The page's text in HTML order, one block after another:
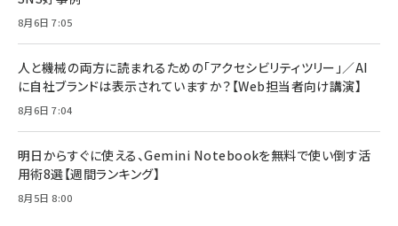
8月6日 7:05
人と機械の両方に読まれるための「アクセシビリティツリー」／AI
に自社ブランドは表示されていますか？【Web担当者向け講演】
8月6日 7:04
明日からすぐに使える、Gemini Notebookを無料で使い倒す活
用術8選【週間ランキング】
8月5日 8:00